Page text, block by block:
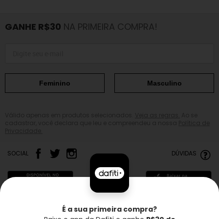
GANHE R$30 NA PRIMEIRA COMPRA!
Feminino Masculino
SOCIAL DÚVIDAS
É a sua primeira compra?